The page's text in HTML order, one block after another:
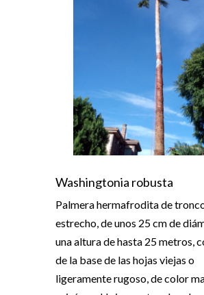
Washingtonia robusta
Palmera hermafrodita de
estrecho, de unos 25 cm de
una altura de hasta 25 metros,
de la base de las hojas viejas o
ligeramente rugoso, de color